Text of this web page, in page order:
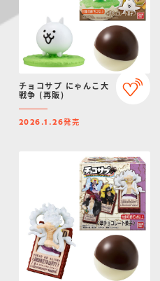
チョコサプ にゃんこ大
戦争 (再販)
2026.1.26発売